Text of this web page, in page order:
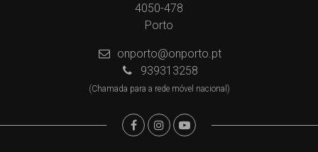
4050-478
Porto
onporto@onporto.pt
939313258
(Chamada para a rede móvel nacional)